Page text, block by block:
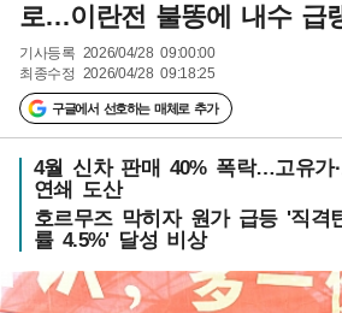
로…이란전 불똥에 내수 급
기사등록 2026/04/28 09:00:00
최종수정 2026/04/28 09:18:25
구글에서 선호하는 매체로 추가
4월 신차 판매 40% 폭락…고유가
연쇄 도산
호르무즈 막히자 원가 급등 '직
률 4.5%' 달성 비상